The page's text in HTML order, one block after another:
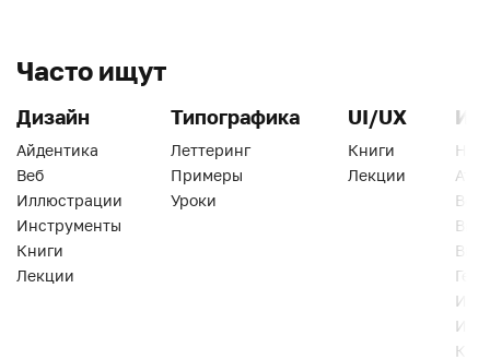
Часто ищут
Дизайн
Айдентика
Веб
Иллюстрации
Инструменты
Книги
Лекции
Типографика
Леттеринг
Примеры
Уроки
UI/UX
Книги
Лекции
Веб